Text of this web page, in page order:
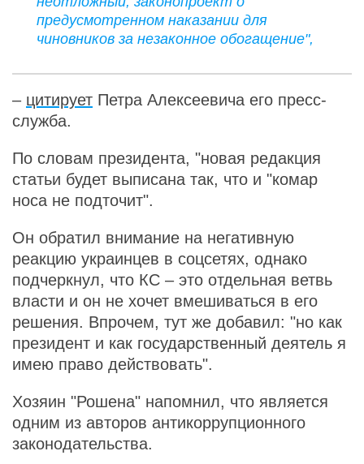
предусмотренном наказании для
чиновников за незаконное обогащение",
– цитирует Петра Алексеевича его пресс-
служба.
По словам президента, "новая редакция
статьи будет выписана так, что и "комар
носа не подточит".
Он обратил внимание на негативную
реакцию украинцев в соцсетях, однако
подчеркнул, что КС – это отдельная ветвь
власти и он не хочет вмешиваться в его
решения. Впрочем, тут же добавил: "но как
президент и как государственный деятель я
имею право действовать".
Хозяин "Рошена" напомнил, что является
одним из авторов антикоррупционного
законодательства.